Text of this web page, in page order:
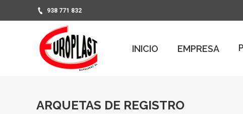
938 771 832
INICIO EMPRESA
ARQUETAS DE REGISTRO